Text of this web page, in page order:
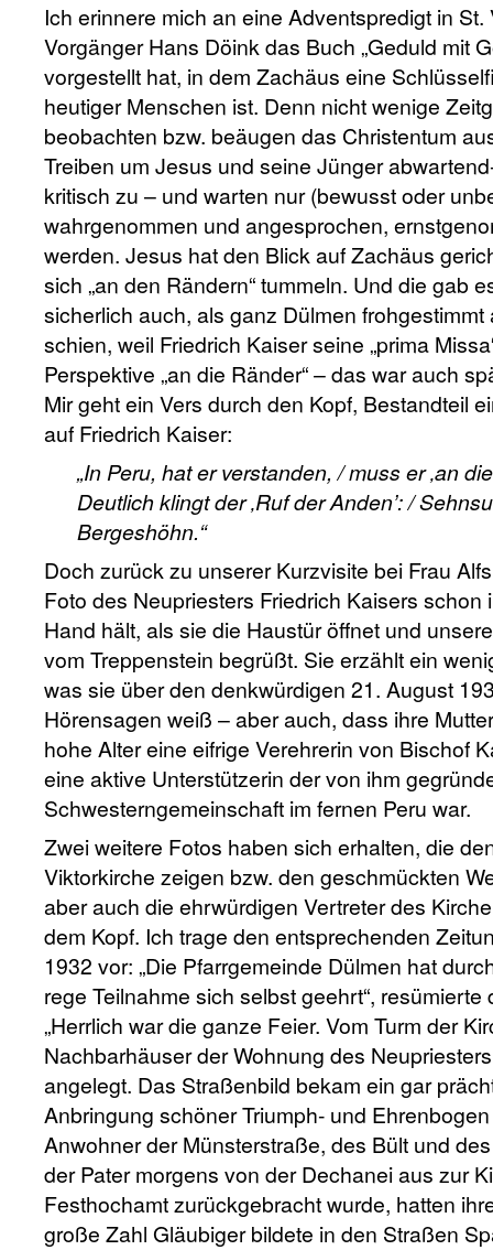
Ich erinnere mich an eine Adventspredigt in St.
Vorgänger Hans Döink das Buch „Geduld mit
vorgestellt hat, in dem Zachäus eine
heutiger Menschen ist. Denn nicht wenige
beobachten bzw. beäugen das Christentum
Treiben um Jesus und seine Jünger
kritisch zu – und warten nur (bewusst oder
wahrgenommen und angesprochen,
werden. Jesus hat den Blick auf Zachäus
sich „an den Rändern“ tummeln. Und die gab
sicherlich auch, als ganz Dülmen
schien, weil Friedrich Kaiser seine „prima
Perspektive „an die Ränder“ – das war auch
Mir geht ein Vers durch den Kopf, Bestandteil
auf Friedrich Kaiser:
„In Peru, hat er verstanden, / muss er ‚an
Deutlich klingt der ‚Ruf der Anden’: /
Bergeshöhn.“
Doch zurück zu unserer Kurzvisite bei Frau
Foto des Neupriesters Friedrich Kaisers schon
Hand hält, als sie die Haustür öffnet und
vom Treppenstein begrüßt. Sie erzählt ein
was sie über den denkwürdigen 21. August
Hörensagen weiß – aber auch, dass ihre
hohe Alter eine eifrige Verehrerin von Bischof
eine aktive Unterstützerin der von ihm
Schwesterngemeinschaft im fernen Peru war.
Zwei weitere Fotos haben sich erhalten, die
Viktorkirche zeigen bzw. den geschmückten
aber auch die ehrwürdigen Vertreter des
dem Kopf. Ich trage den entsprechenden
1932 vor: „Die Pfarrgemeinde Dülmen hat
rege Teilnahme sich selbst geehrt“,
„Herrlich war die ganze Feier. Vom Turm der
Nachbarhäuser der Wohnung des
angelegt. Das Straßenbild bekam ein gar
Anbringung schöner Triumph- und
Anwohner der Münsterstraße, des Bült und
der Pater morgens von der Dechanei aus zur
Festhochamt zurückgebracht wurde, hatten
große Zahl Gläubiger bildete in den Straßen